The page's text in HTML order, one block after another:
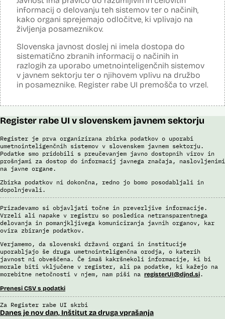
informacij o delovanju teh sistemov ter o načinih,
kako organi sprejemajo odločitve, ki vplivajo na
življenja posameznikov.
Slovenska javnost doslej ni imela dostopa do
sistematično zbranih informacij o načinih in
razlogih za uporabo umetnointeligenčnih sistemov
v javnem sektorju ter o njihovem vplivu na družbo
in posameznike. Register rabe UI premošča to vrzel.
Register rabe UI v slovenskem javnem sektorju
Register je prva organizirana zbirka podatkov o uporabi
umetnointeligenčnih sistemov v slovenskem javnem sektorju.
Podatke smo pridobili s preučevanjem javno dostopnih virov in
prošnjami za dostop do informacij javnega značaja, naslovljenimi
na javne organe.
Zbirka podatkov ni dokončna, redno jo bomo posodabljali in
dopolnjevali.
Prizadevamo si objavljati točne in preverljive informacije.
Vrzeli ali napake v registru so posledica netransparentnega
delovanja in pomanjkljivega komuniciranja javnih organov, kar
ovira zbiranje podatkov.
Verjamemo, da slovenski državni organi in institucije
uporabljajo še druga umetnointeligenčna orodja, o katerih
javnost ni obveščena. Če imaš kakršnekoli informacije, ki bi
morale biti vključene v register, ali pa podatke, ki kažejo na
morebitne netočnosti v njem, nam piši na registerUI@djnd.si.
Prenesi CSV s podatki
Za Register rabe UI skrbi
Danes je nov dan, Inštitut za druga vprašanja